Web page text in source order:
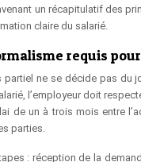
un récapitulatif des
claire du salarié.
requis
ne se décide pas du
l’employeur doit
de un à trois mois entre
parties.
: réception de la